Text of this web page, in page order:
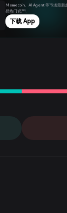
Memecoin、Al Agent 等市场最新
易热门资产!
下载 App